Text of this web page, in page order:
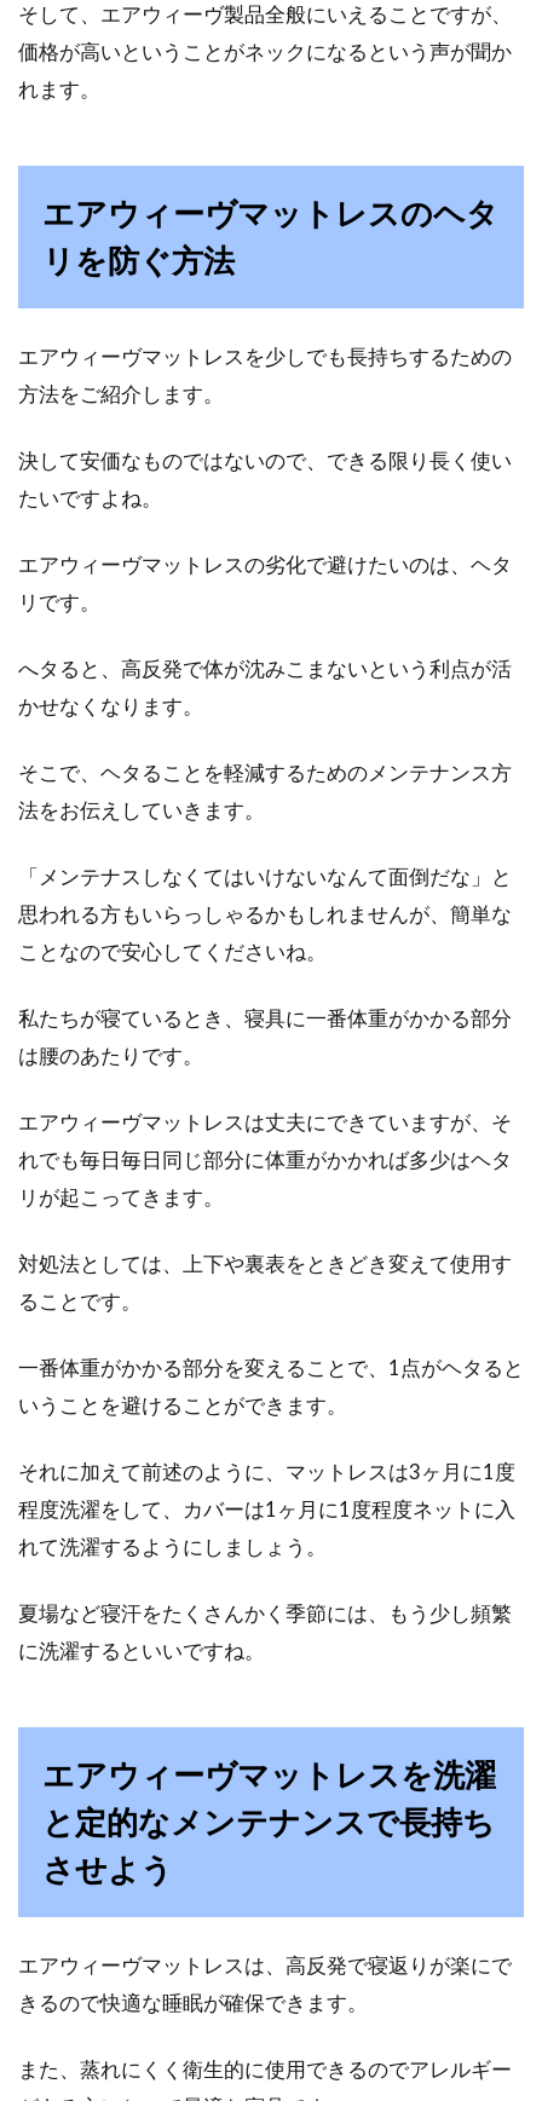
そして、エアウィーヴ製品全般にいえることですが、
価格が高いということがネックになるという声が聞か
れます。
エアウィーヴマットレスのヘタ
リを防ぐ方法
エアウィーヴマットレスを少しでも長持ちするための
方法をご紹介します。
決して安価なものではないので、できる限り長く使い
たいですよね。
エアウィーヴマットレスの劣化で避けたいのは、ヘタ
リです。
へタると、高反発で体が沈みこまないという利点が活
かせなくなります。
そこで、ヘタることを軽減するためのメンテナンス方
法をお伝えしていきます。
「メンテナスしなくてはいけないなんて面倒だな」と
思われる方もいらっしゃるかもしれませんが、簡単な
ことなので安心してくださいね。
私たちが寝ているとき、寝具に一番体重がかかる部分
は腰のあたりです。
エアウィーヴマットレスは丈夫にできていますが、そ
れでも毎日毎日同じ部分に体重がかかれば多少はヘタ
リが起こってきます。
対処法としては、上下や裏表をときどき変えて使用す
ることです。
一番体重がかかる部分を変えることで、1点がヘタると
いうことを避けることができます。
それに加えて前述のように、マットレスは3ヶ月に1度
程度洗濯をして、カバーは1ヶ月に1度程度ネットに入
れて洗濯するようにしましょう。
夏場など寝汗をたくさんかく季節には、もう少し頻繁
に洗濯するといいですね。
エアウィーヴマットレスを洗濯
と定的なメンテナンスで長持ち
させよう
エアウィーヴマットレスは、高反発で寝返りが楽にで
きるので快適な睡眠が確保できます。
また、蒸れにくく衛生的に使用できるのでアレルギー